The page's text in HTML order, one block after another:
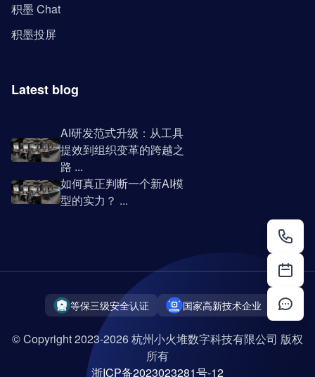
积墨 Chat
积墨投屏
Latest blog
AI研发范式升级：从工具
提效到组织变革的跨越之
路 ...
如何真正判断一个新AI模
型的实力？ ...
等保三级安全认证 国家高新技术企业
© Copyright 2023-2026 杭州小火堆数字科技有限公司 版权
所有
浙ICP备2023023281号-12